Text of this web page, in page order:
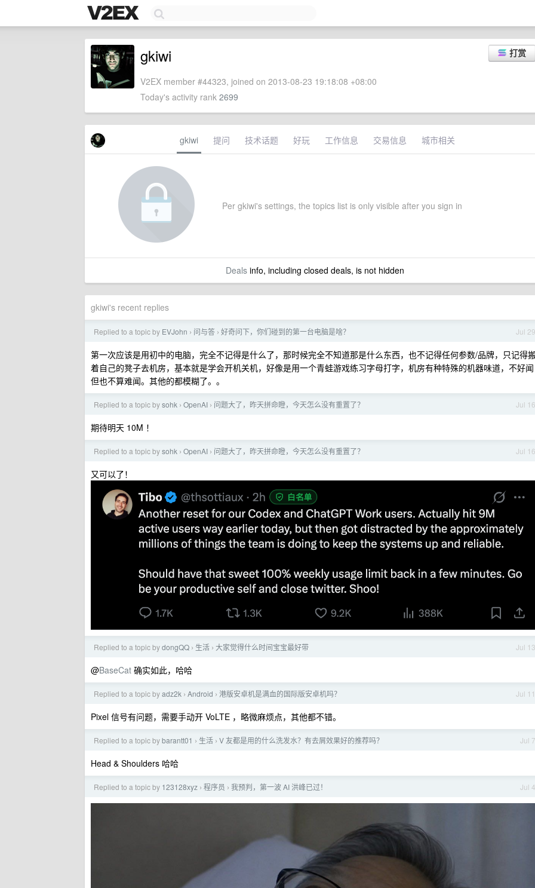
打赏
gkiwi
V2EX member #44323, joined on 2013-08-23 19:18:08 +08:00
Today's activity rank 2699
gkiwi 提问 技术话题 好玩 工作信息 交易信息 城市相关
Per gkiwi's settings, the topics list is only visible after you sign in
Dealsinfo, including closed deals, is not hidden
gkiwi's recent replies
Jul 29
Replied to a topic by EVJohn › 问与答 › 好奇问下，你们碰到的第一台电脑是啥？
第一次应该是用初中的电脑，完全不记得是什么了，那时候完全不知道那是什么东西，也不记得任何参数/品牌，只记得
着自己的凳子去机房，基本就是学会开机关机，好像是用一个青蛙游戏练习字母打字，机房有种特殊的机器味道，不好闻
但也不算难闻。其他的都模糊了。。
Jul 16
Replied to a topic bysohk › OpenAI › 问题大了，昨天拼命瞪，今天怎么没有重置了？
期待明天 10M ！
Jul 16
Replied to a topic bysohk › OpenAI › 问题大了，昨天拼命瞪，今天怎么没有重置了？
又可以了！
Jul 13
Replied to a topic bydongQQ › 生活 › 大家觉得什么时间宝宝最好带
@BaseCat 确实如此，哈哈
Jul 11
Replied to a topic byadz2k › Android › 港版安卓机是满血的国际版安卓机吗？
Pixel 信号有问题，需要手动开 VoLTE ，略微麻烦点，其他都不错。
Jul 7
Replied to a topic bybarantt01 › 生活 › V 友都是用的什么洗发水？有去屑效果好的推荐吗？
Head & Shoulders 哈哈
Jul 4
Replied to a topic by 123128xyz › 程序员 › 我预判，第一波 AI 洪峰已过！